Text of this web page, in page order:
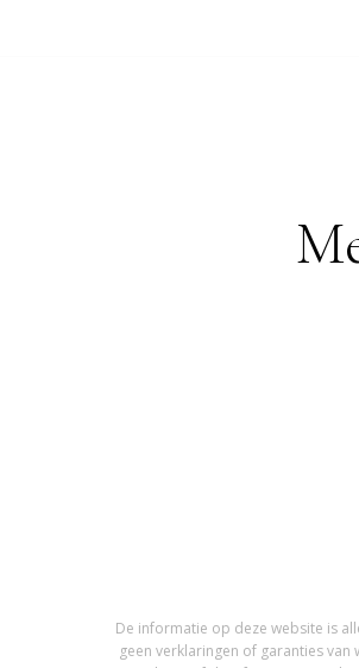
De informatie op deze website is
geen verklaringen of garanties